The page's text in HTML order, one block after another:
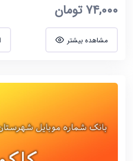
74,000تومان
مشاهده بیشتر